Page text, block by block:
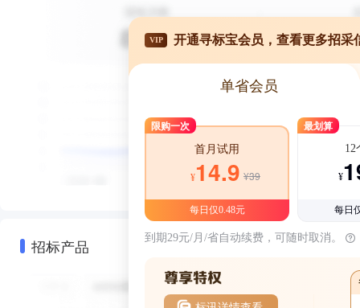
招标产品
VIP 开通寻标宝会员，查看更多招采
单省会员
限购一次
首月试用
¥14.9 ¥39
每日仅0.48元
最划算
12
¥
每日
到期29元/月/省自动续费，可随时取消。